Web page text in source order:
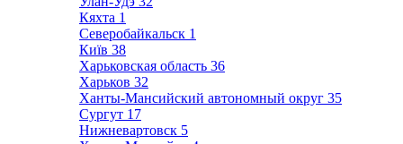
Кяхта 1
Северобайкальск 1
Київ 38
Харьковская область 36
Харьков 32
Ханты-Мансийский автономный округ 35
Сургут 17
Нижневартовск 5